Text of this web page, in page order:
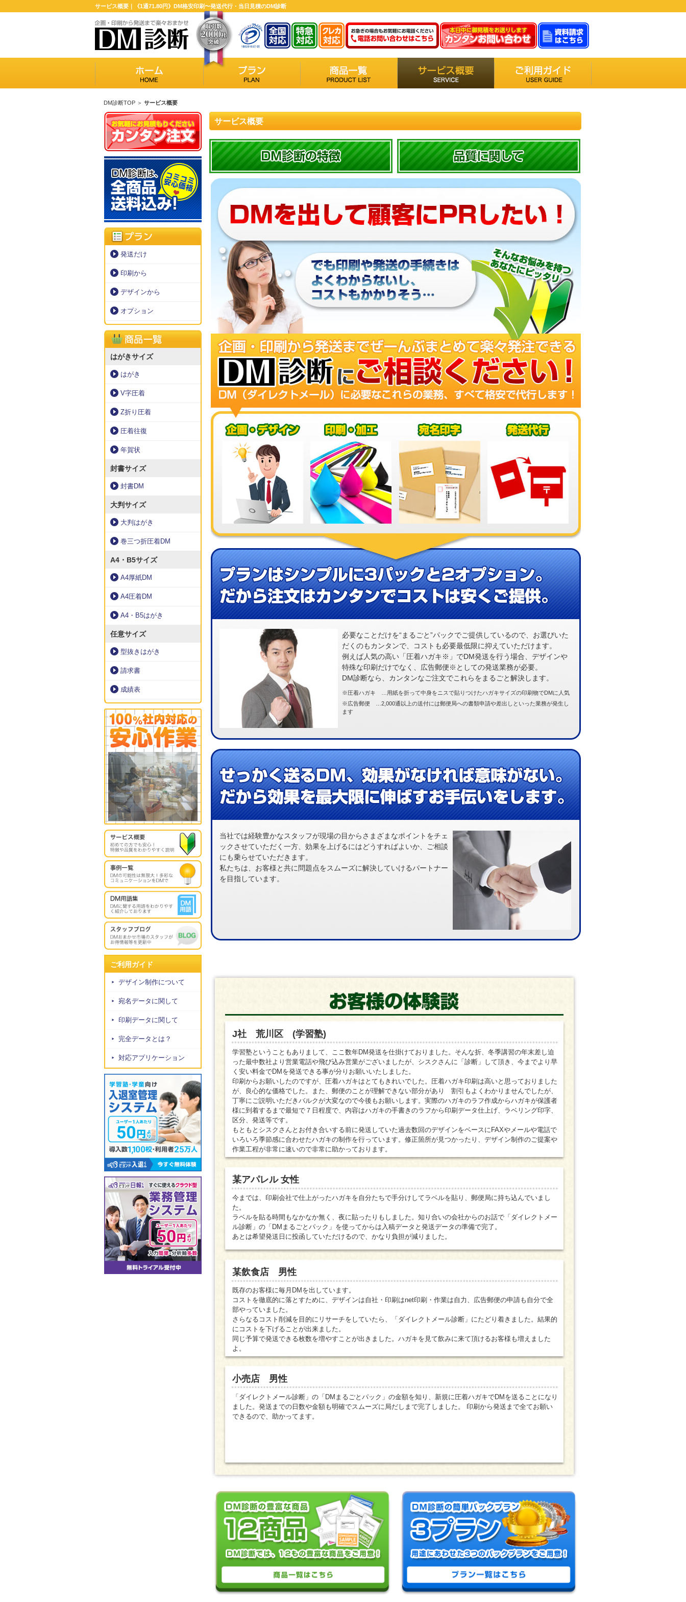
サービス概要｜《1通71.80円》DM格安印刷〜発送代行・当日見積のDM診断
DM診断TOP＞ サービス概要
発送だけ
印刷から
デザインから
オプション
はがきサイズ
はがき
V字圧着
Z折り圧着
圧着往復
年賀状
封書サイズ
封書DM
大判サイズ
大判はがき
巻三つ折圧着DM
A4・B5サイズ
A4厚紙DM
A4圧着DM
A4・B5はがき
任意サイズ
型抜きはがき
請求書
成績表
ご利用ガイド
デザイン制作について
宛名データに関して
印刷データに関して
完全データとは？
対応アプリケーション
サービス概要
必要なことだけを“まるごと”パックでご提供しているので、お選びいた
だくのもカンタンで、コストも必要最低限に抑えていただけます。
例えば人気の高い「圧着ハガキ※」でDM発送を行う場合、デザインや
特殊な印刷だけでなく、広告郵便※としての発送業務が必要。
DM診断なら、カンタンなご注文でこれらをまるごと解決します。
※圧着ハガキ …用紙を折って中身をニスで貼りつけたハガキサイズの印刷物でDMに人気
※広告郵便 …2,000通以上の送付には郵便局への書類申請や差出しといった業務が発生し
ます
当社では経験豊かなスタッフが現場の目からさまざまなポイントをチェ
ックさせていただく一方、効果を上げるにはどうすればよいか、ご相談
にも乗らせていただきます。
私たちは、お客様と共に問題点をスムーズに解決していけるパートナー
を目指しています。
J社 荒川区 (学習塾)
学習塾ということもありまして、ここ数年DM発送を仕掛けておりました。そんな折、冬季講習の年末差し迫
った最中数社より営業電話や飛び込み営業がございましたが、シスクさんに「診断」して頂き、今までより早
く安い料金でDMを発送できる事が分りお願いいたしました。
印刷からお願いしたのですが、圧着ハガキはとてもきれいでした。圧着ハガキ印刷は高いと思っておりました
が、良心的な価格でした。また、郵便のことが理解できない部分があり 割引もよくわかりませんでしたが、
丁寧にご説明いただきバルクが大変なので今後もお願いします。実際のハガキのラフ作成からハガキが保護者
様に到着するまで最短で７日程度で、内容はハガキの手書きのラフから印刷データ仕上げ、ラベリング印字、
区分、発送等です。
もともとシスクさんとお付き合いする前に発送していた過去数回のデザインをベースにFAXやメールや電話で
いろいろ季節感に合わせたハガキの制作を行っています。修正箇所が見つかったり、デザイン制作のご提案や
作業工程が非常に速いので非常に助かっております。
某アパレル 女性
今までは、印刷会社で仕上がったハガキを自分たちで手分けしてラベルを貼り、郵便局に持ち込んでいまし
た。
ラベルを貼る時間もなかなか無く、夜に貼ったりもしました。知り合いの会社からのお話で「ダイレクトメー
ル診断」の「DMまるごとパック」を使ってからは入稿データと発送データの準備で完了。
あとは希望発送日に投函していただけるので、かなり負担が減りました。
某飲食店 男性
既存のお客様に毎月DMを出しています。
コストを徹底的に落とすために、デザインは自社・印刷はnet印刷・作業は自力、広告郵便の申請も自分で全
部やっていました。
さらなるコスト削減を目的にリサーチをしていたら、「ダイレクトメール診断」にたどり着きました。結果的
にコストを下げることが出来ました。
同じ予算で発送できる枚数を増やすことが出きました。ハガキを見て飲みに来て頂けるお客様も増えました
よ。
小売店 男性
「ダイレクトメール診断」の「DMまるごとパック」の金額を知り、新規に圧着ハガキでDMを送ることになり
ました。発送までの日数や金額も明確でスムーズに局だしまで完了しました。 印刷から発送まで全てお願い
できるので、助かってます。